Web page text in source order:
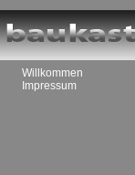
Willkommen
Impressum